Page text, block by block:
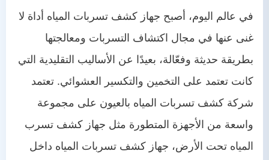
في عالم اليوم، أصبح جهاز كشف تسربات المياه أداة لا
غنى عنها في مجال اكتشاف التسربات ومعالجتها
بطريقة حديثة وفعّالة، بعيدًا عن الأساليب التقليدية التي
كانت تعتمد على التخمين والتكسير العشوائي. تعتمد
شركة كشف تسربات المياه بالعيون على مجموعة
واسعة من الأجهزة المتطورة مثل جهاز كشف تسرب
المياه تحت الأرض، جهاز كشف تسربات المياه داخل